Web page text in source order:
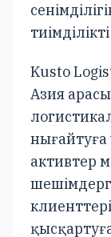
Kusto
Азия
активтер